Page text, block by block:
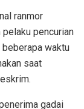
ranmor
pencurian
waktu
saat
gadai